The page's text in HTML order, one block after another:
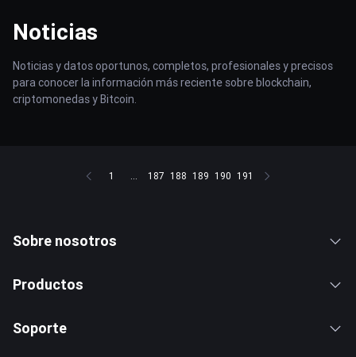
Noticias
Noticias y datos oportunos, completos, profesionales y precisos
para conocer la información más reciente sobre blockchain,
criptomonedas y Bitcoin.
1 ... 187 188 189 190 191
Sobre nosotros
Productos
Soporte